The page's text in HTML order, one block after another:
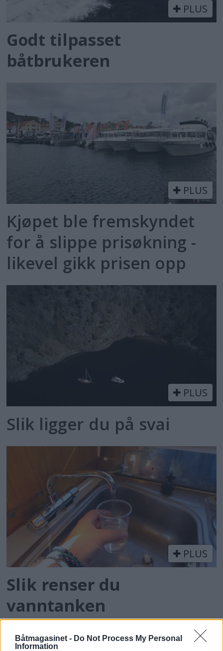
Båtmagasinet - Do Not Process My Personal
Information
PLUS
Godt tilpasset
båtbrukeren
PLUS
Kjøpet ble fremskyndet
for å slippe prisøkning -
likevel gikk prisen opp
PLUS
Slik ligger du på svai
PLUS
Slik renser du
vanntanken